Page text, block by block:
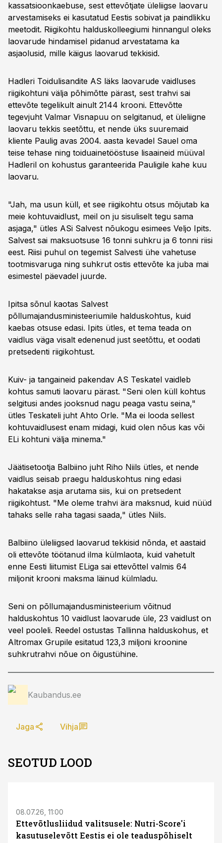
kassatsioonkaebuse, sest ettevõtjate üleliigse laovaru
arvestamiseks ei kasutatud Eestis sobivat ja paindlikku
meetodit. Riigikohtu halduskolleegiumi hinnangul oleks
laovarude hindamisel pidanud arvestatama ka
asjaolusid, mille käigus laovarud tekkisid.
Hadleri Toidulisandite AS läks laovarude vaidluses
riigikohtuni välja põhimõtte pärast, sest trahvi sai
ettevõte tegelikult ainult 2144 krooni. Ettevõtte
tegevjuht Valmar Visnapuu on selgitanud, et üleliigne
laovaru tekkis seetõttu, et nende üks suuremaid
kliente Paulig avas 2004. aasta kevadel Sauel oma
teise tehase ning toiduainetööstuse lisaaineid müüval
Hadleril on kohustus garanteerida Pauligile kahe kuu
laovaru.
"Jah, ma usun küll, et see riigikohtu otsus mõjutab ka
meie kohtuvaidlust, meil on ju sisuliselt tegu sama
asjaga," ütles ASi Salvest nõukogu esimees Veljo Ipits.
Salvest sai maksuotsuse 16 tonni suhkru ja 6 tonni riisi
eest. Riisi puhul on tegemist Salvesti ühe vahetuse
tootmisvaruga ning suhkrut ostis ettevõte ka juba mai
esimestel päevadel juurde.
Ipitsa sõnul kaotas Salvest
põllumajandusministeeriumile halduskohtus, kuid
kaebas otsuse edasi. Ipits ütles, et tema teada on
vaidlus väga visalt edenenud just seetõttu, et oodati
pretsedenti riigikohtust.
Kuiv- ja tangaineid pakendav AS Teskatel vaidleb
kohtus samuti laovaru pärast. "Seni olen küll kohtus
selgitusi andes jooksnud nagu peaga vastu seina,"
ütles Teskateli juht Ahto Orle. "Ma ei looda sellest
kohtuvaidlusest enam midagi, kuid olen nõus kas või
ELi kohtuni välja minema."
Jäätisetootja Balbiino juht Riho Niils ütles, et nende
vaidlus seisab praegu halduskohtus ning edasi
hakatakse asja arutama siis, kui on pretsedent
riigikohtust. "Me oleme trahvi ära maksnud, kuid nüüd
tahaks selle raha tagasi saada," ütles Niils.
Balbiino üleliigsed laovarud tekkisid nõnda, et aastaid
oli ettevõte töötanud ilma külmlaota, kuid vahetult
enne Eesti liitumist ELiga sai ettevõttel valmis 64
miljonit krooni maksma läinud külmladu.
Seni on põllumajandusministeerium võitnud
halduskohtus 10 vaidlust laovarude üle, 23 vaidlust on
veel pooleli. Reedel ostustas Tallinna halduskohus, et
Altromax Grupile esitatud 123,3 miljoni kroonine
suhkrutrahvi nõue on õigustühine.
Kaubandus.ee
Jaga Vihja
SEOTUD LOOD
08.07.26, 11:00
Ettevõtlusliidud valitsusele: Nutri-Score'i
kasutuselevõtt Eestis ei ole teaduspõhiselt